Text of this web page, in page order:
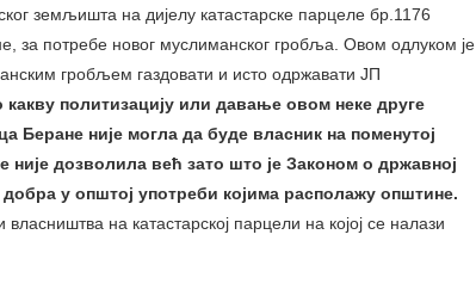
земљишта на дијелу катастарске парцеле бр.1176
за потребе новог муслиманског гробља. Овом одлуком је
гробљем газдовати и исто одржавати ЈП
политизацију или давање овом неке друге
Беране није могла да буде власник на поменутој
није дозволила већ зато што је Законом о државној
у општој употреби којима располажу општине.
на катастарској парцели на којој се налази